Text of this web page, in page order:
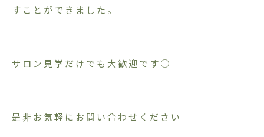
すことができました。
サロン見学だけでも大歓迎です○
是非お気軽にお問い合わせください